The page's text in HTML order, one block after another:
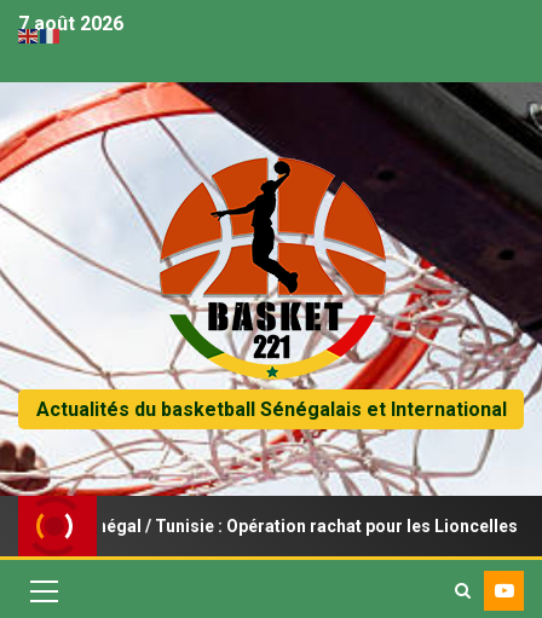
7 août 2026
Actualités du basketball Sénégalais et International
– Sénégal / Tunisie : Opération rachat pour les Lioncelles